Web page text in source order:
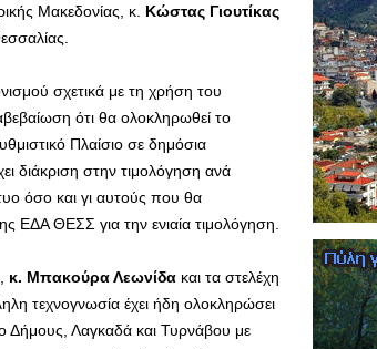
Μακεδονίας, κ. Κώστας Γιουτίκας
σχετικά με τη χρήση του
ότι θα ολοκληρωθεί το
Πλαίσιο σε δημόσια
διάκριση στην τιμολόγηση ανά
όσο και γι αυτούς που θα
ΕΔΑ ΘΕΣΣ για την ενιαία τιμολόγηση.
κ. Μπακούρα Λεωνίδα και τα στελέχη
τεχνογνωσία έχει ήδη ολοκληρώσει
Δήμους, Λαγκαδά και Τυρνάβου με